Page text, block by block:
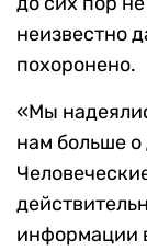
неизвестно
похоронено.
«Мы
нам больше
информации